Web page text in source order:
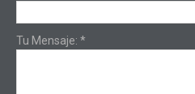
Tu Mensaje: *